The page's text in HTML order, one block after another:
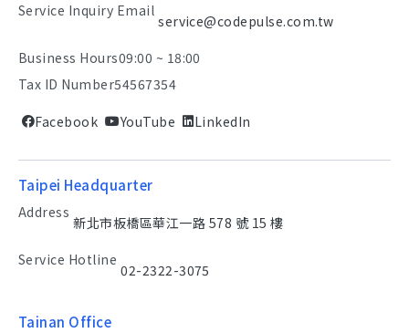
Service Inquiry Email
service@codepulse.com.tw
Business Hours09:00 ~ 18:00
Tax ID Number54567354
Facebook YouTube LinkedIn
Taipei Headquarter
Address
新北市板橋區華江一路 578 號 15 樓
Service Hotline
02-2322-3075
Tainan Office